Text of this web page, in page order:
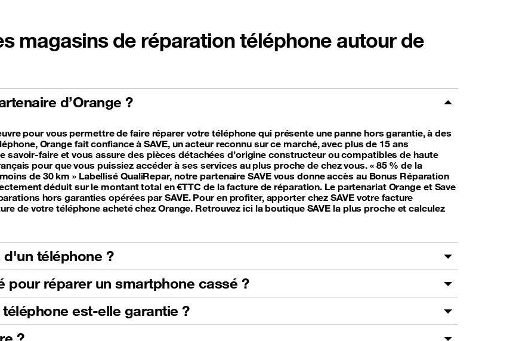
magasins de réparation téléphone autour de
d’Orange ?
pour vous permettre de faire réparer votre téléphone qui présente une panne hors garantie, à des
Orange fait confiance à SAVE, un acteur reconnu sur ce marché, avec plus de 15 ans
savoir-faire et vous assure des pièces détachées d’origine constructeur ou compatibles de haute
pour que vous puissiez accéder à ses services au plus proche de chez vous. « 85 % de la
de 30 km » Labellisé QualiRepar, notre partenaire SAVE vous donne accès au Bonus Réparation
déduit sur le montant total en €TTC de la facture de réparation. Le partenariat Orange et Save
hors garanties opérées par SAVE. Pour en profiter, apporter chez SAVE votre facture
de votre téléphone acheté chez Orange. Retrouvez ici la boutique SAVE la plus proche et calculez
téléphone ?
réparer un smartphone cassé ?
est-elle garantie ?